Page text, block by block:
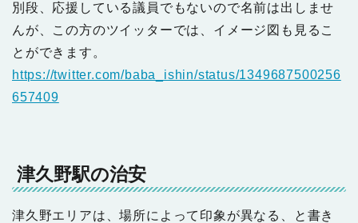
別段、応援している議員でもないので名前は出しませ
んが、この方のツイッターでは、イメージ図も見るこ
とができます。
https://twitter.com/baba_ishin/status/1349687500256
657409
津久野駅の治安
津久野エリアは、場所によって印象が異なる、と書き